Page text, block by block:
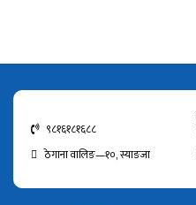
९८१६१८१६८८
ठेगाना वालिङ—१०, स्याङजा